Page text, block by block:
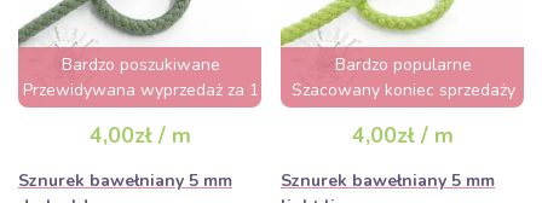
Bardzo poszukiwane
Przewidywana wyprzedaż za 1
4,00zł / m
Sznurek bawełniany 5 mm
Bardzo popularne
Szacowany koniec sprzedaży
4,00zł / m
Sznurek bawełniany 5 mm